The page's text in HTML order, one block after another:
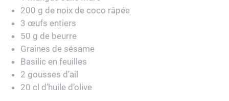
200 g de noix de coco râpée
3 œufs entiers
50 g de beurre
Graines de sésame
Basilic en feuilles
2 gousses d’ail
20 cl d’huile d’olive